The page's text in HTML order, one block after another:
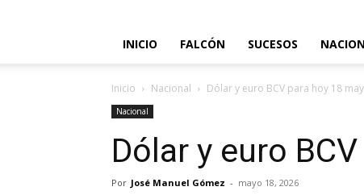
INICIO FALCÓN SUCESOS
Inicio Nacional Dólar y euro BCV para hoy 18
Nacional
Dólar y euro
Por José Manuel Gómez - mayo 18, 2026